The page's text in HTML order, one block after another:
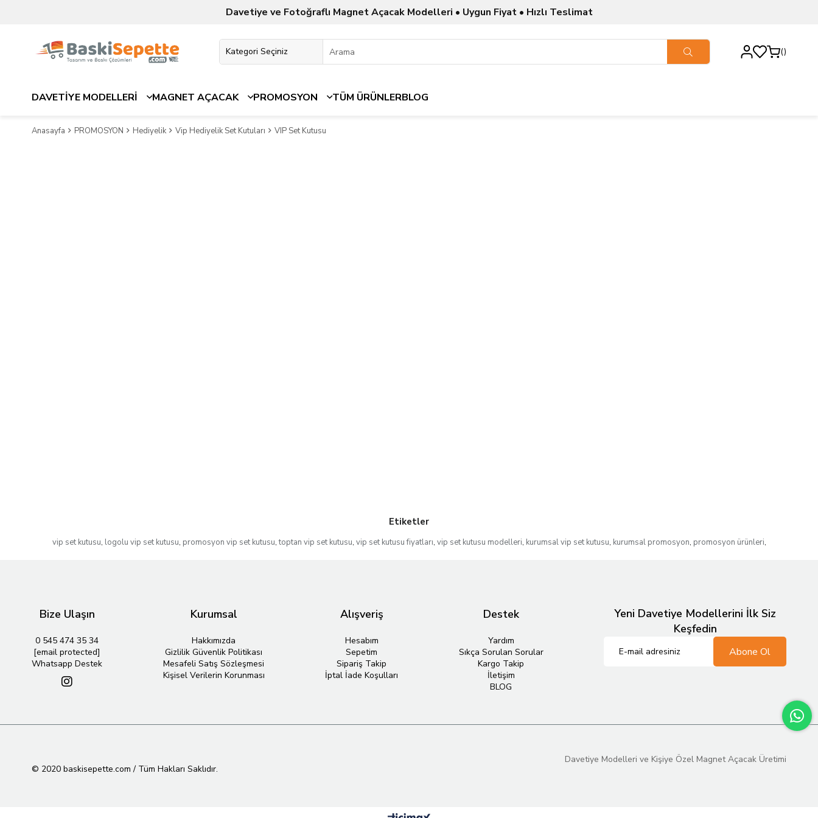
Davetiye ve Fotoğraflı Magnet Açacak Modelleri • Uygun Fiyat • Hızlı Teslimat
DAVETİYE MODELLERİ MAGNET AÇACAK PROMOSYON TÜM ÜRÜNLERBLOG
Anasayfa PROMOSYON Hediyelik Vip Hediyelik Set Kutuları VIP Set Kutusu
Etiketler
vip set kutusu, logolu vip set kutusu, promosyon vip set kutusu,toptan vip set kutusu, vip set kutusu fiyatları, vip set kutusu modelleri, kurumsal vip set kutusu, kurumsal promosyon, promosyon ürünleri,
Bize Ulaşın
0 545 474 35 34
[email protected]
Whatsapp Destek
Kurumsal
Hakkımızda
Gizlilik Güvenlik Politikası
Mesafeli Satış Sözleşmesi
Kişisel Verilerin Korunması
Alışveriş
Hesabım
Sepetim
Sipariş Takip
İptal İade Koşulları
Destek
Yardım
Sıkça Sorulan Sorular
Kargo Takip
İletişim
BLOG
Yeni Davetiye Modellerini İlk Siz
Keşfedin
Abone Ol
© 2020 baskisepette.com / Tüm Hakları Saklıdır.
Davetiye Modelleri ve Kişiye Özel Magnet Açacak Üretimi